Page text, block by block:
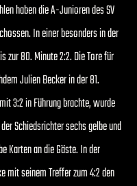
haben die A-Junioren des SV
In einer besonders in der
zur 80. Minute 2:2. Die Tore für
Julien Becker in der 81.
3:2 in Führung brachte, wurde
Schiedsrichter sechs gelbe und
Karten an die Gäste. In der
mit seinem Treffer zum 4:2 den